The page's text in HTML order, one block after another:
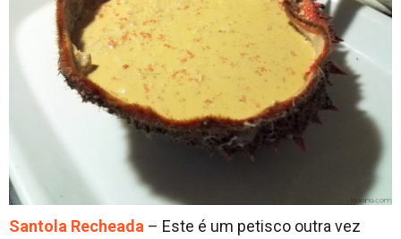
Santola Recheada – Este é um petisco outra vez